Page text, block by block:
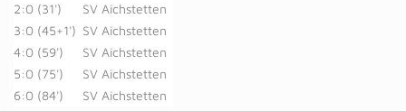
2:0 (31')
SV Aichstetten
3:0 (45+1') SV Aichstetten
4:0 (59')
SV Aichstetten
5:0 (75')
SV Aichstetten
6:0 (84')
SV Aichstetten